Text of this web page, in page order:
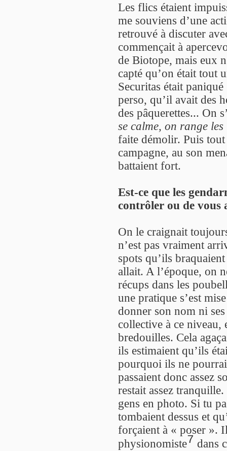
Les flics étaient
me souviens d’une
retrouvé à discuter
commençait à
de Biotope, mais eux
capté qu’on était tout
Securitas était
perso, qu’il avait des
des pâquerettes... On
se calme, on range les
faite démolir. Puis tout
campagne, au son
battaient fort.
Est-ce que les
contrôler ou de vous
On le craignait
n’est pas vraiment
spots qu’ils
allait. A l’époque, on
récups dans les
une pratique s’est
donner son nom ni
collective à ce niveau,
bredouilles. Cela
ils estimaient qu’ils
pourquoi ils ne
passaient donc assez
restait assez
gens en photo. Si tu
tombaient dessus et
forçaient à « poser ».
physionomiste7 dans